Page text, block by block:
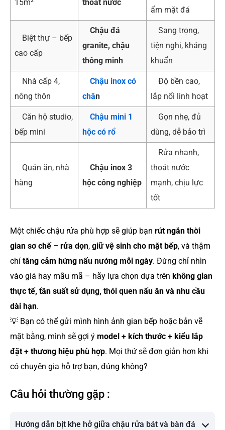
15m²
thoát nước
ẩm mặt đá
Biệt thự – bếp
cao cấp
Chậu đá
granite, chậu
thông minh
Sang trọng,
tiện nghi, kháng
khuẩn
Nhà cấp 4,
nông thôn
Chậu inox có
chân
Độ bền cao,
lắp nổi linh hoạt
Căn hộ studio,
bếp mini
Chậu mini 1
hộc có rổ
Gọn nhẹ, đủ
dùng, dễ bảo trì
Quán ăn, nhà
hàng
Chậu inox 3
hộc công nghiệp
Rửa nhanh,
thoát nước
mạnh, chịu lực
tốt
Một chiếc chậu rửa phù hợp sẽ giúp bạn rút ngắn thời
gian sơ chế – rửa dọn, giữ vệ sinh cho mặt bếp, và thậm
chí tăng cảm hứng nấu nướng mỗi ngày. Đừng chỉ nhìn
vào giá hay mẫu mã – hãy lựa chọn dựa trên không gian
thực tế, tần suất sử dụng, thói quen nấu ăn và nhu cầu
dài hạn.
💡 Bạn có thể gửi mình hình ảnh gian bếp hoặc bản vẽ
mặt bằng, mình sẽ gợi ý model + kích thước + kiểu lắp
đặt + thương hiệu phù hợp. Mọi thứ sẽ đơn giản hơn khi
có chuyên gia hỗ trợ bạn, đúng không?
Câu hỏi thường gặp :
Hướng dẫn bịt khe hở giữa chậu rửa bát và bàn đá